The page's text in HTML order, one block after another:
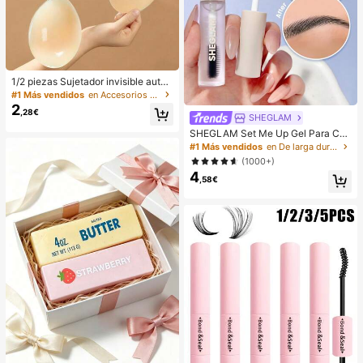
1/2 piezas Sujetador invisible autoa
dhesivo de silicona sin tirantes para
mujeres, adecuado para vestidos d
e tirantes finos y vestidos de novia,
#1 Más vendidos en Accesorios antideslizantes para ropa
2 ,28€
SHEGLAM
SHEGLAM Set Me Up Gel Para Cej
as Marca De Belleza CosméTica M
aquillaje Para Mujeres Y NiñAs
#1 Más vendidos
en De larga duración Cejas
(1000+)
4 ,58€